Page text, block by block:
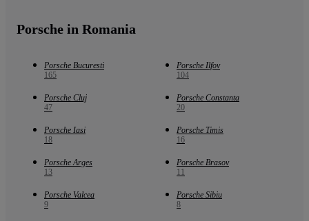
Porsche in Romania
Porsche Bucuresti
165
Porsche Ilfov
104
Porsche Cluj
47
Porsche Constanta
20
Porsche Iasi
18
Porsche Timis
16
Porsche Arges
13
Porsche Brasov
11
Porsche Valcea
9
Porsche Sibiu
8